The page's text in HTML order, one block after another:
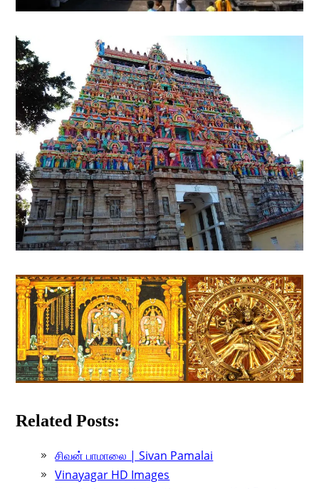
Related Posts:
சிவன் பாமாலை | Sivan Pamalai
Vinayagar HD Images